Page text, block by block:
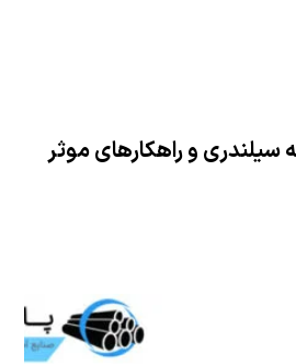
سیلندری و راهکارهای موثر